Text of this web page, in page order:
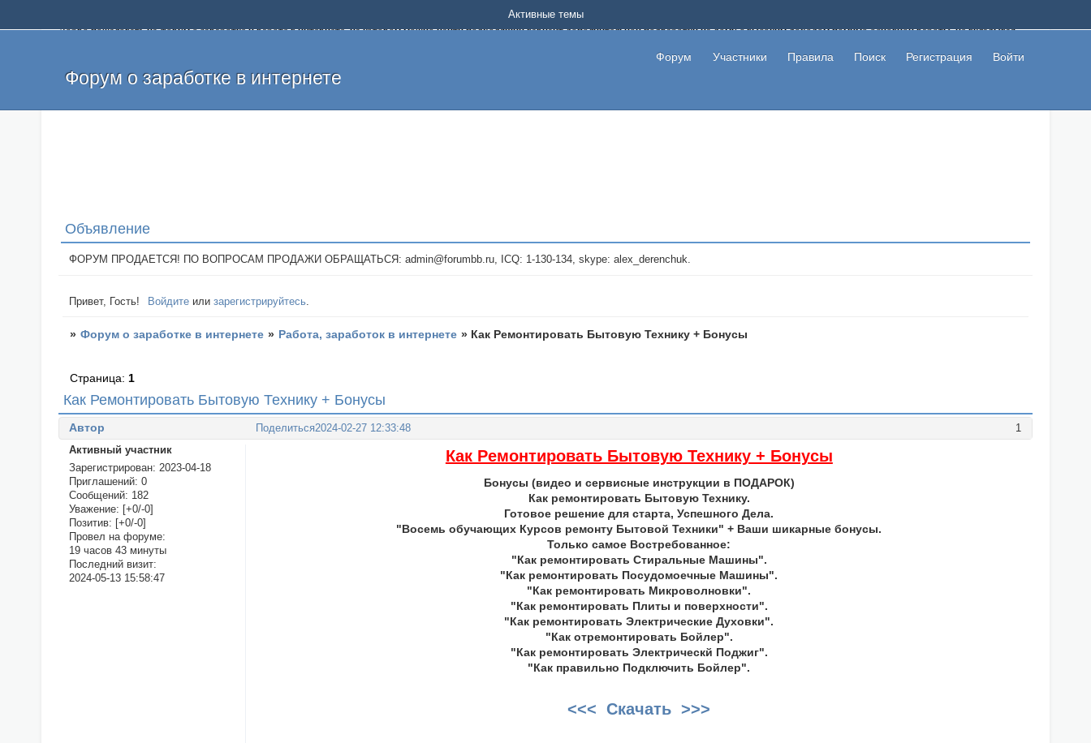
Добро пожаловать на форум о заработке и работе в интернете, на котором можно найти подходящий вариант дополнительной подработки на дому с высоким доходом помимо основной работы, не вкладывая
и оставлять свои отзывы. Если вы знаете, что определенный проект или сайт не платит, то указывайте в теме что это лохотрон, чтобы другие пользователи не попались на развод. Вы сможете начать зарабатывать
легкие деньги без вложений и регистрации уже сегодня. Создавайте новые темы, размещайте объявления со своими пригласительными ссылками и первая прибыль не заставит себя долго ждать.
Форум о заработке в интернете
Форум Участники Правила Поиск Регистрация Войти
Активные темы
Объявление
ФОРУМ ПРОДАЕТСЯ! ПО ВОПРОСАМ ПРОДАЖИ ОБРАЩАТЬСЯ: admin@forumbb.ru, ICQ: 1-130-134, skype: alex_derenchuk.
Привет, Гость! Войдите илизарегистрируйтесь.
» Форум о заработке в интернете » Работа, заработок в интернете » Как Ремонтировать Бытовую Технику + Бонусы
Как Ремонтировать Бытовую Технику + Бонусы
Страница: 1
Поделиться 1
2024-02-27 12:33:48
Автор
Активный участник
Зарегистрирован: 2023-04-18
Приглашений: 0
Сообщений: 182
Уважение: [+0/-0]
Позитив: [+0/-0]
Провел на форуме:
19 часов 43 минуты
Последний визит:
2024-05-13 15:58:47
Как Ремонтировать Бытовую Технику + Бонусы
Бонусы (видео и сервисные инструкции в ПОДАРОК)
Как ремонтировать Бытовую Технику.
Готовое решение для старта, Успешного Дела.
"Восемь обучающих Курсов ремонту Бытовой Техники" + Ваши шикарные бонусы.
Только самое Востребованное:
"Как ремонтировать Стиральные Машины".
"Как ремонтировать Посудомоечные Машины".
"Как ремонтировать Микроволновки".
"Как ремонтировать Плиты и поверхности".
"Как ремонтировать Электрические Духовки".
"Как отремонтировать Бойлер".
"Как ремонтировать Электрическй Поджиг".
"Как правильно Подключить Бойлер".
<<< Скачать >>>